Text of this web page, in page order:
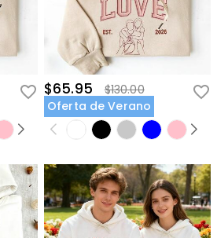
$65.95
$130.00
Oferta de Verano